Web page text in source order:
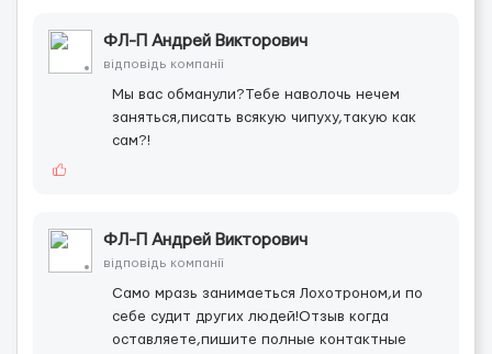
ФЛ-П Андрей Викторович
відповідь компанії
Мы вас обманули?Тебе наволочь нечем
заняться,писать всякую чипуху,такую как
сам?!
ФЛ-П Андрей Викторович
відповідь компанії
Само мразь занимаеться Лохотроном,и по
себе судит других людей!Отзыв когда
оставляете,пишите полные контактные